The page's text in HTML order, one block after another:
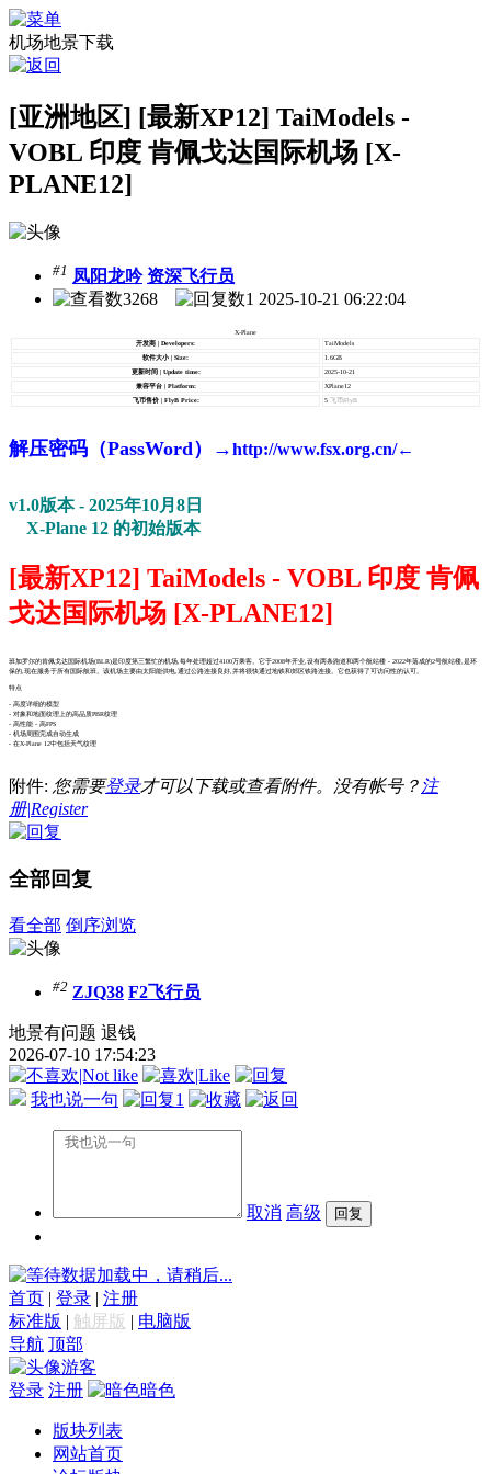
机场地景下载
[亚洲地区] [最新XP12] TaiModels -
VOBL 印度 肯佩戈达国际机场 [X-
PLANE12]
#1 凤阳龙吟 资深飞行员
3268
1 2025-10-21 06:22:04
X-Plane
开发商 | Developers:
TaiModels
软件大小 | Size: 1.6GB
更新时间 | Update time: 2025-10-21
兼容平台 | Platform: XPlane12
飞币售价 | FlyB Price: 5 飞币|FlyB
解压密码（PassWord）→http://www.fsx.org.cn/←
v1.0版本 - 2025年10月8日
X-Plane 12 的初始版本
[最新XP12] TaiModels - VOBL 印度 肯佩
戈达国际机场 [X-PLANE12]
班加罗尔的肯佩戈达国际机场(BLR)是印度第三繁忙的机场,每年处理超过4100万乘客。它于2008年开业,设有两条跑道和两个航站楼 - 2022年落成的2号航站楼,是环
保的,现在服务于所有国际航班。该机场主要由太阳能供电,通过公路连接良好,并将很快通过地铁和郊区铁路连接。它也获得了可访问性的认可。
特点
- 高度详细的模型
- 对象和地面纹理上的高品质PBR纹理
- 高性能 - 高FPS
- 机场周围完成自动生成
- 在X-Plane 12中包括天气纹理
附件: 您需要登录才可以下载或查看附件。没有帐号？ 注
册|Register
全部回复
看全部 倒序浏览
#2 ZJQ38 F2飞行员
地景有问题 退钱
2026-07-10 17:54:23
我也说一句 1
取消 高级
数据加载中，请稍后...
首页 | 登录 | 注册
标准版 | 触屏版 | 电脑版
导航 顶部
游客
登录 注册 暗色
版块列表
网站首页